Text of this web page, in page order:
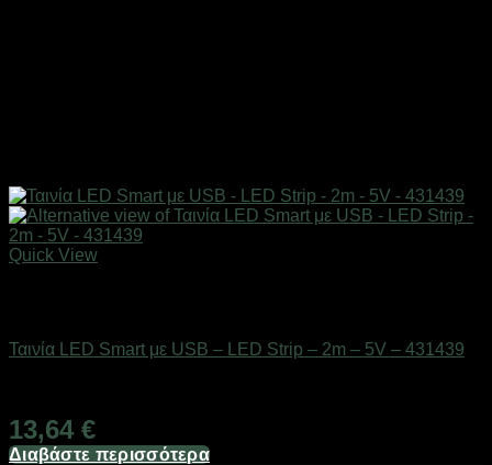
Quick View
Ταινία LED Smart με USB – LED Strip – 2m – 5V – 431439
13,64 €
Διαβάστε περισσότερα